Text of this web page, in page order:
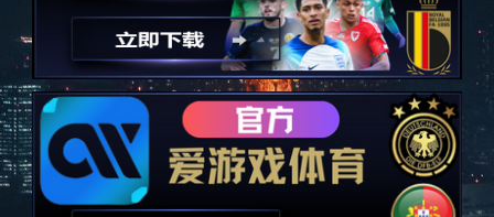
最终测试&检验
测试& 检验 (100%)